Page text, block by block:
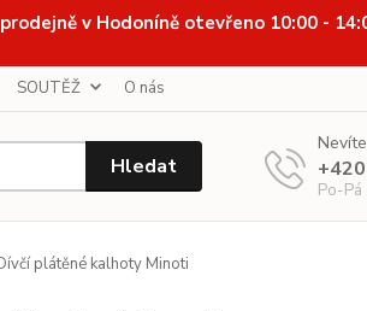
v Hodoníně otevřeno 10:00 -
SOUTĚŽ O nás
Hledat
Po-
plátěné kalhoty Minoti